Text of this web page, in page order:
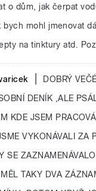
o dům, jak čerpat
bych mohl jmenovat
na tinktury atd.
DOBRÝ
DENÍK ,ALE
KDE JSEM
VYKONÁVALI ZA
SE
TAKY DVA